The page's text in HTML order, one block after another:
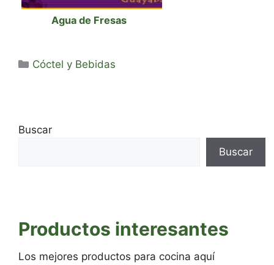
Agua de Fresas
Categorías
Cóctel y Bebidas
Buscar
Buscar
Productos interesantes
Los mejores productos para cocina aquí